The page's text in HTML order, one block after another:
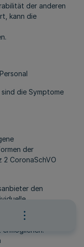
der anderen
kann die
die Symptome
der
2 CoronaSchVO
den
und